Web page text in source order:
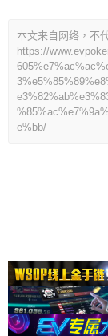
本文来自网络，不
https://
e%bb/